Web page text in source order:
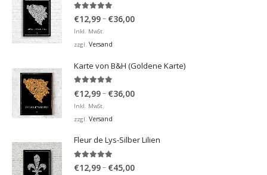
4.92 von 5
€12,99– €36,00Preisspanne:
Inkl. MwSt.
zzgl. Versand
Karte von B&H (Goldene Karte)
€12,99– €36,00Preisspanne:
Inkl. MwSt.
zzgl. Versand
Fleur de Lys-Silber Lilien
4.95von 5
€12,99– €45,00Preisspanne: